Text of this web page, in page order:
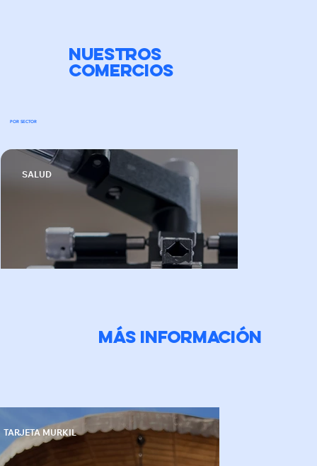
POR SECTOR
SALUD
NUESTROS
COMERCIOS
Más información
TARJETA MURKIL